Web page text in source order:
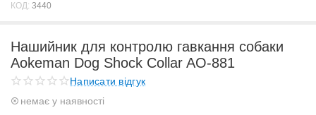
КОД: 3440
Нашийник для контролю гавкання собаки
Aokeman Dog Shock Collar AO-881
Написати відгук
немає у наявності